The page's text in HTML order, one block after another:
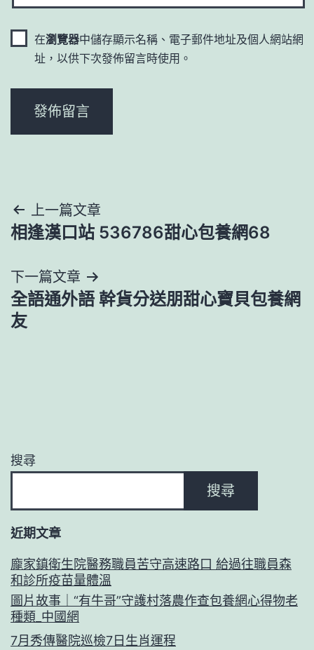
在瀏覽器中儲存顯示名稱、電子郵件地址及個人網站網
址，以供下次發佈留言時使用。
文
章
導
覽
上一篇文章
相逢漢口站 536786甜心包養網68
下一篇文章
全語通外語 幹貨分送朋甜心寶貝包養網
友
搜尋
搜尋
近期文章
龐家鎮衛生院醫務職員苦守高速路口 給過往職員森
和診所疫苗量體溫
圖片故事｜“有牛哥”守護村落農作查包養網心得物老
種類_中國網
7月秀傳醫院巡檢7日生肖運程